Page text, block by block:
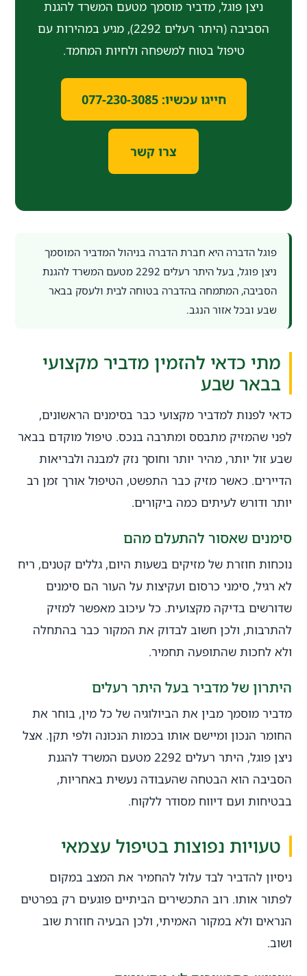
ניצן פוגל, מדביר מוסמך מטעם המשרד להגנת
הסביבה (היתר רעלים 2292), מגיע במהירות עם
טיפול בטוח למשפחה ולחיות המחמד.
חייגו עכשיו: 077-230-3085
צרו קשר
פוגל הדברה היא חברת הדברה בניהול המדביר המוסמך
ניצן פוגל, בעל היתר רעלים 2292 מטעם המשרד להגנת
הסביבה, המתמחה בהדברה בטוחה לבית ולעסק בבאר
שבע ובכל אזור הנגב.
מתי כדאי להזמין מדביר מקצועי
בבאר שבע
כדאי לפנות למדביר מקצועי כבר בסימנים הראשונים,
לפני שהמזיק מתבסס ומתרבה בנכס. טיפול מוקדם בבאר
שבע זול יותר, מהיר יותר וחוסך נזק למבנה ולבריאות
הדיירים. כאשר מזיק כבר התפשט, הטיפול אורך זמן רב
יותר ודורש לעיתים כמה ביקורים.
סימנים שאסור להתעלם מהם
נוכחות חוזרת של מזיקים בשעות היום, גללים קטנים, ריח
לא רגיל, סימני כרסום ועקיצות על העור הם סימנים
שדורשים בדיקה מקצועית. כל עיכוב מאפשר למזיק
להתרבות, ולכן חשוב לבדוק את המקור כבר בהתחלה
ולא לחכות שהתופעה תחמיר.
היתרון של מדביר בעל היתר רעלים
מדביר מוסמך מבין את הביולוגיה של כל מין, בוחר את
החומר הנכון ומיישם אותו בכמות הנכונה ולפי תקן. אצל
ניצן פוגל, היתר רעלים 2292 מטעם המשרד להגנת
הסביבה הוא הבטחה שהעבודה נעשית באחריות,
בבטיחות ועם דיווח מסודר ללקוח.
טעויות נפוצות בטיפול עצמאי
ניסיון להדביר לבד עלול להחמיר את המצב במקום
לפתור אותו. רוב התכשירים הביתיים פוגעים רק בפרטים
הנראים ולא במקור האמיתי, ולכן הבעיה חוזרת שוב
ושוב.